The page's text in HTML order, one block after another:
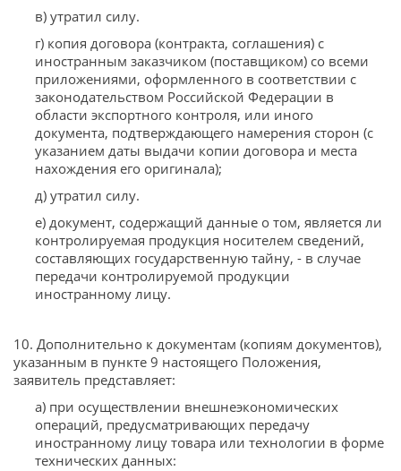
в) утратил силу.
г) копия договора (контракта, соглашения) с
иностранным заказчиком (поставщиком) со всеми
приложениями, оформленного в соответствии с
законодательством Российской Федерации в
области экспортного контроля, или иного
документа, подтверждающего намерения сторон (с
указанием даты выдачи копии договора и места
нахождения его оригинала);
д) утратил силу.
е) документ, содержащий данные о том, является ли
контролируемая продукция носителем сведений,
составляющих государственную тайну, - в случае
передачи контролируемой продукции
иностранному лицу.
10. Дополнительно к документам (копиям документов),
указанным в пункте 9 настоящего Положения,
заявитель представляет:
а) при осуществлении внешнеэкономических
операций, предусматривающих передачу
иностранному лицу товара или технологии в форме
технических данных: